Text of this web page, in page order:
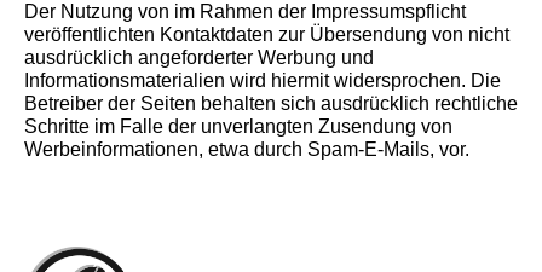
Der Nutzung von im Rahmen der Impressumspflicht
veröffentlichten Kontaktdaten zur Übersendung von nicht
ausdrücklich angeforderter Werbung und
Informationsmaterialien wird hiermit widersprochen. Die
Betreiber der Seiten behalten sich ausdrücklich rechtliche
Schritte im Falle der unverlangten Zusendung von
Werbeinformationen, etwa durch Spam-E-Mails, vor.